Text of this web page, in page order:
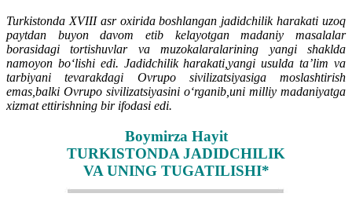
Turkistonda XVIII asr oxirida boshlangan jadidchilik harakati uzoq
paytdan buyon davom etib kelayotgan madaniy masalalar
borasidagi tortishuvlar va muzokalaralarining yangi shaklda
namoyon bo‘lishi edi. Jadidchilik harakati,yangi usulda ta’lim va
tarbiyani tevarakdagi Ovrupo sivilizatsiyasiga moslashtirish
emas,balki Ovrupo sivilizatsiyasini o‘rganib,uni milliy madaniyatga
xizmat ettirishning bir ifodasi edi.
Boymirza Hayit
TURKISTONDA JADIDCHILIK
VA UNING TUGATILISHI*